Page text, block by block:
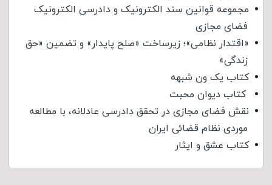
مجموعه قوانین سند الکترونیک و دادرسی الکترونیک
فضای مجازی
«اقتدار نظامی»؛ زیرساخت «صلح پایدار» و تضمین «حق
زندگی»
کتاب یک ون شبهه
کتاب دیوان محبت
نقش فضای مجازی در تحقق دادرسی عادلانه، با مطالعه
موردی نظام قضائی ایران
کتاب عشق و ایثار